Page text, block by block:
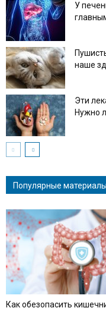
У
наше
Эти
Нужно
Популярные материалы
Как обезопасить